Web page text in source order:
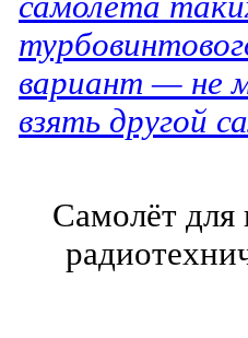
вариант — не
взять другой
Самолёт для